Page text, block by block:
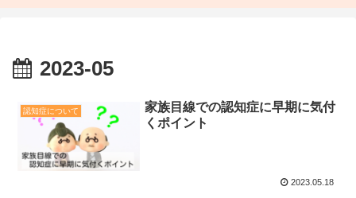
2023-05
認知症について
家族目線での認知症に早期に気付
くポイント
2023.05.18